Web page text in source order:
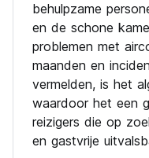
ALS HET NIET REEDS
- Het is mogelijk om in
ontbijtservice af te
een vers gevulde
- Het is mogelijk om
te huren
Bedden worden
Bent u met een groep
verblijven, dan kunt u
Heeft u speciale
behulpzame
en de schone
problemen met
maanden en
vermelden, is het
waardoor het een
reizigers die op
en gastvrije